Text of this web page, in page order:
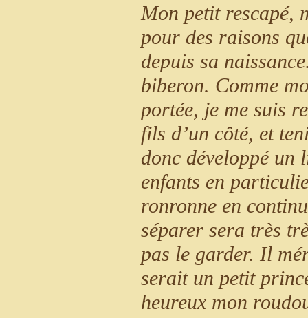
Mon petit rescapé,
pour des raisons
depuis sa
biberon. Comme
portée, je me suis
fils d’un côté, et
donc développé un
enfants en
ronronne en
séparer sera très
pas le garder. Il
serait un petit
heureux mon